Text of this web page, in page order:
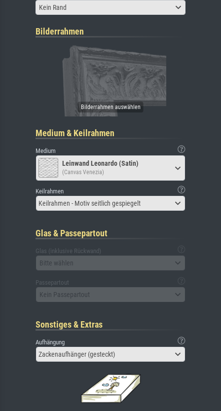
Kein Rand
Bilderrahmen
Medium & Keilrahmen
Medium
Leinwand Leonardo (Satin)
(Canvas Venezia)
Keilrahmen
Keilrahmen - Motiv seitlich gespiegelt
Glas & Passepartout
Glas (inklusive Rückwand)
Bitte wählen
Passepartout
Kein Passepartout
Sonstiges & Extras
Aufhängung
Zackenaufhänger (gesteckt)